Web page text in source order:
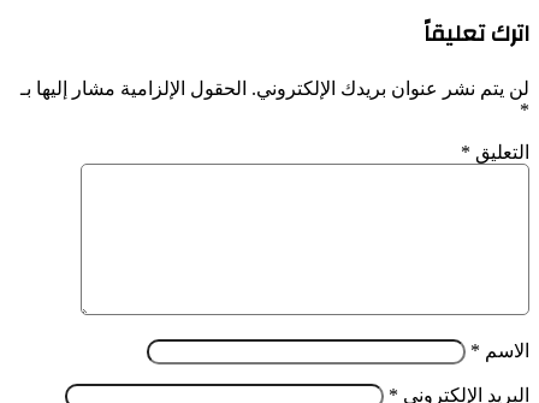
اترك تعليقاً
لن يتم نشر عنوان بريدك الإلكتروني. الحقول الإلزامية مشار إليها بـ
*
التعليق *
الاسم *
البريد الإلكتروني *